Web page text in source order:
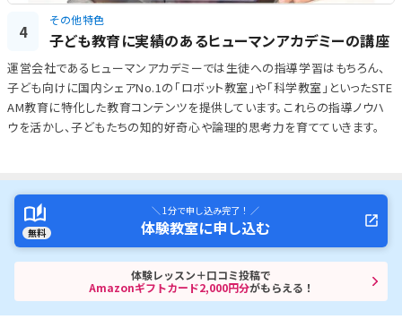
4
その他特色
子ども教育に実績のあるヒューマンアカデミーの講座
運営会社であるヒューマンアカデミーでは生徒への指導学習はもちろん、
子ども向けに国内シェアNo.1の「ロボット教室」や「科学教室」といったSTE
AM教育に特化した教育コンテンツを提供しています。これらの指導ノウハ
ウを活かし、子どもたちの知的好奇心や論理的思考力を育てていきます。
無料
＼ 1分で申し込み完了！ ／
体験教室に申し込む
体験レッスン＋口コミ投稿で
Amazonギフトカード2,000円分がもらえる！